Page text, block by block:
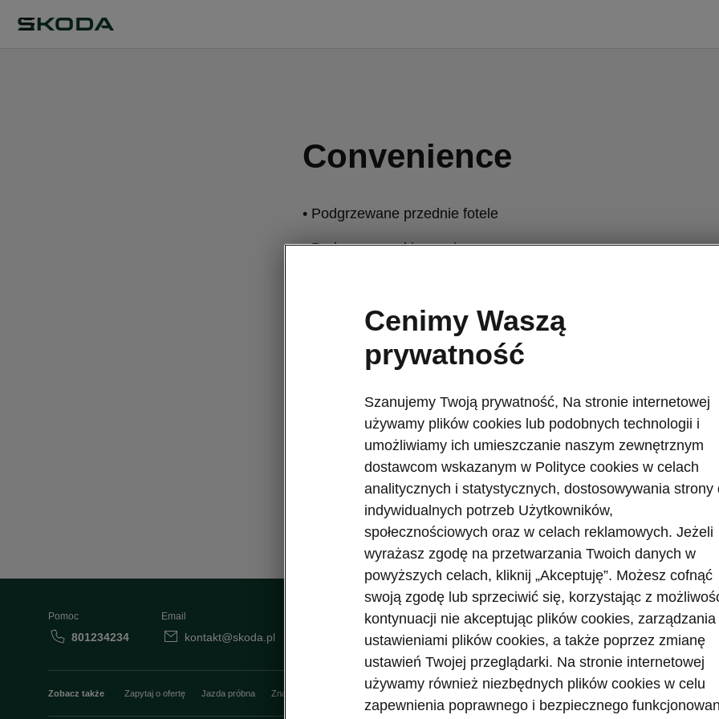
Convenience
• Podgrzewane przednie fotele
• Podgrzewana kierownica
• Sześć głośników
• Automatycznie przyciemniane lusterko wsteczne
• Przyciemniane tylne szyby SunSet
• Regulowana podłoga bagażnika
Pomoc
801234234
Email
kontakt@skoda.pl Dane kontaktowe
Zobacz także Zapytaj o ofertę Jazda próbna Znajdź salon Konfigurator Newsletter
Cenimy Waszą
prywatność
Szanujemy Twoją prywatność, Na stronie internetowej
używamy plików cookies lub podobnych technologii i
umożliwiamy ich umieszczanie naszym zewnętrznym
dostawcom wskazanym w Polityce cookies w celach
analitycznych i statystycznych, dostosowywania strony
indywidualnych potrzeb Użytkowników,
społecznościowych oraz w celach reklamowych. Jeżeli
wyrażasz zgodę na przetwarzania Twoich danych w
powyższych celach, kliknij „Akceptuję”. Możesz cofnąć
swoją zgodę lub sprzeciwić się, korzystając z
kontynuacji nie akceptując plików cookies, zarządzania
ustawieniami plików cookies, a także poprzez zmianę
ustawień Twojej przeglądarki. Na stronie internetowej
używamy również niezbędnych plików cookies w celu
zapewnienia poprawnego i bezpiecznego